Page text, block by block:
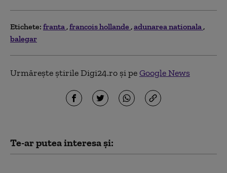
Etichete: franta francois hollande adunarea nationala
balegar
Urmărește știrile Digi24.ro și peGoogle News
Te-ar putea interesa și: